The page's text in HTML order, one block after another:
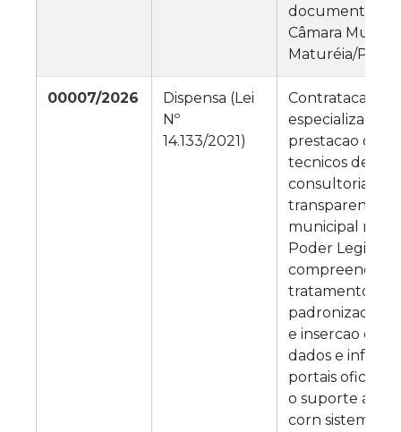
documentos
Câmara
Maturéia/PB
00007/2026
Dispensa (Lei
Nº
14.133/2021)
Contratacao
especializada
prestacao de
tecnicos de
consultoria a
transparencia
municipal no
Poder
tratamento,
padronizacao,
e insercao de
dados e
portais oficiais,
o suporte a
corn sistemas